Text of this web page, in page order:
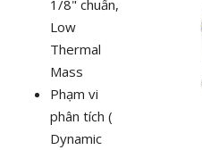
1/8" chuẩn,
Low
Thermal
Mass
Phạm vi
phân tích (
Dynamic